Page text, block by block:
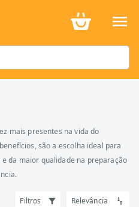
mais presentes na vida do
são a escolha ideal para
da maior qualidade na preparação
Filtros Relevância